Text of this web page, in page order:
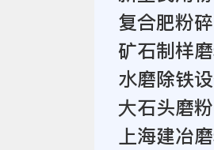
复合肥粉
矿石制样
水磨除铁
大石头磨
上海建冶